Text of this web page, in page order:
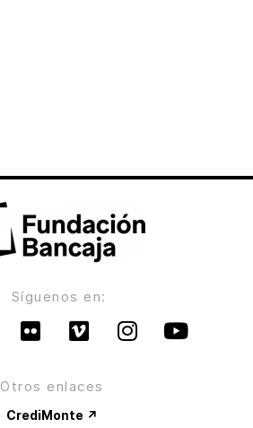
Síguenos en:
Otros enlaces
CrediMonte ↗